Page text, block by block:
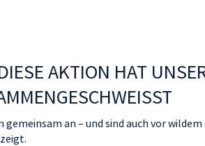
AKTION HAT
an – und sind auch vor